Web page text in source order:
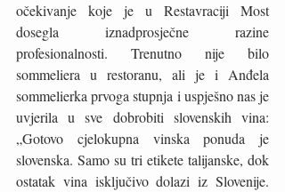
očekivanje koje je u Restavraciji Most
dosegla iznadprosječne razine
profesionalnosti. Trenutno nije bilo
sommeliera u restoranu, ali je i Anđela
sommelierka prvoga stupnja i uspješno nas je
uvjerila u sve dobrobiti slovenskih vina:
„Gotovo cjelokupna vinska ponuda je
slovenska. Samo su tri etikete talijanske, dok
ostatak vina isključivo dolazi iz Slovenije.